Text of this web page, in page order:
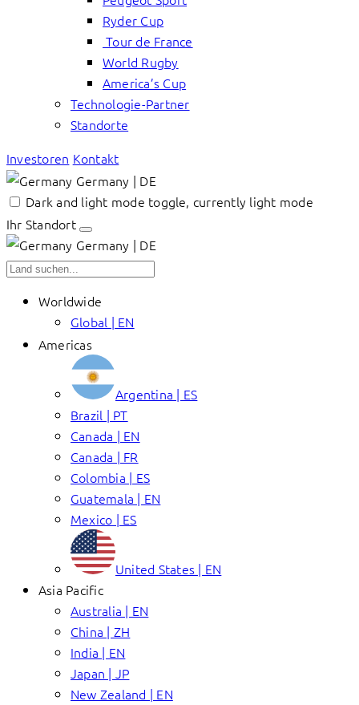
Ryder Cup
Tour de France
World Rugby
America’s Cup
Technologie-Partner
Standorte
Investoren Kontakt
Germany | DE
Dark and light mode toggle, currently light mode
Ihr Standort
Germany | DE
Worldwide
Global | EN
Americas
Argentina | ES
Brazil | PT
Canada | EN
Canada | FR
Colombia | ES
Guatemala | EN
Mexico | ES
United States | EN
Asia Pacific
Australia | EN
China | ZH
India | EN
Japan | JP
New Zealand | EN